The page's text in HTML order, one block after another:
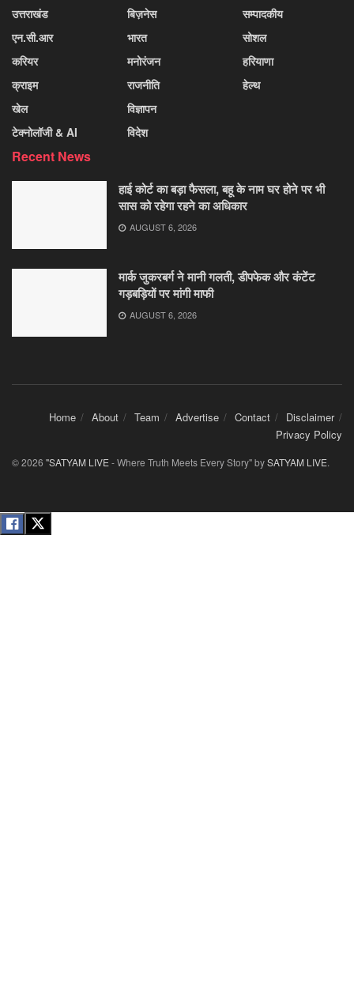
उत्तराखंड
एन.सी.आर
करियर
क्राइम
खेल
टेक्नोलॉजी & AI
बिज़नेस
भारत
मनोरंजन
राजनीति
विज्ञापन
विदेश
सम्पादकीय
सोशल
हरियाणा
हेल्थ
Recent News
हाई कोर्ट का बड़ा फैसला, बहू के नाम घर होने पर भी
सास को रहेगा रहने का अधिकार
AUGUST 6, 2026
मार्क जुकरबर्ग ने मानी गलती, डीपफेक और कंटेंट
गड़बड़ियों पर मांगी माफी
AUGUST 6, 2026
Home About Team Advertise Contact
Disclaimer
Privacy Policy
© 2026 "SATYAM LIVE - Where Truth Meets Every Story" bySATYAM LIVE.